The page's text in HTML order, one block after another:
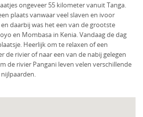
ongeveer 55 kilometer vanuit Tanga.
plaats vanwaar veel slaven en ivoor
daarbij was het een van de grootste
en Mombasa in Kenia. Vandaag de dag
Heerlijk om te relaxen of een
de rivier of naar een van de nabij gelegen
de rivier Pangani leven velen verschillende